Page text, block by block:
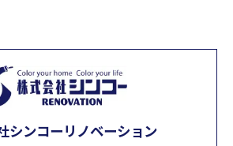
シンコーリノベーション